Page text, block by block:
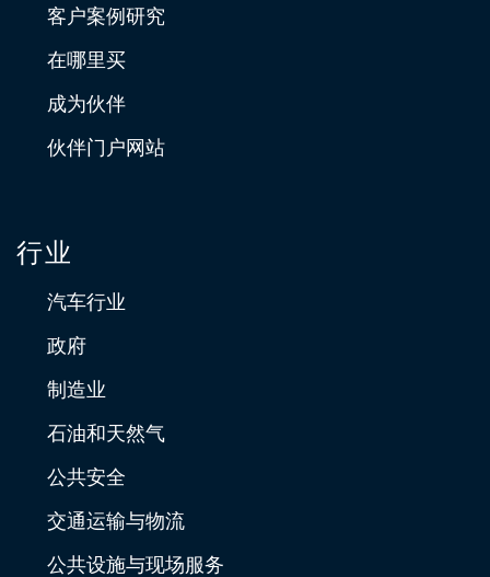
客户案例研究
在哪里买
成为伙伴
伙伴门户网站
行业
汽车行业
政府
制造业
石油和天然气
公共安全
交通运输与物流
公共设施与现场服务